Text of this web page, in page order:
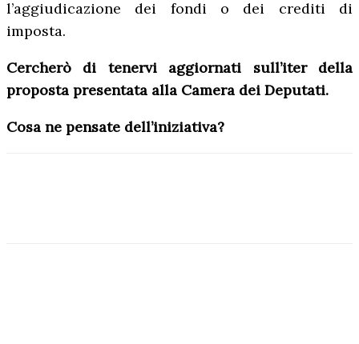
l’aggiudicazione dei fondi o dei crediti di
imposta.
Cercherò di tenervi aggiornati sull’iter della
proposta presentata alla Camera dei Deputati.
Cosa ne pensate dell’iniziativa?